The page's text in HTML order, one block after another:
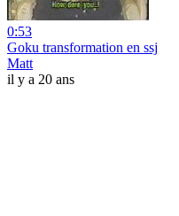
0:53
Goku transformation en ssj
Matt
il y a 20 ans